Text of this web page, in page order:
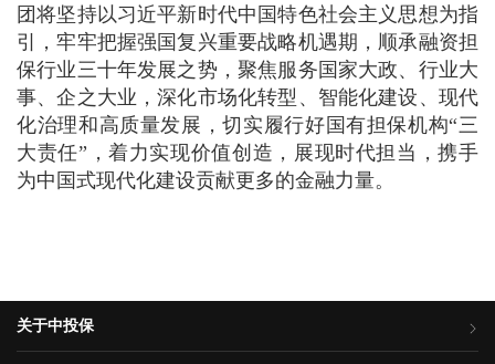
团将坚持以习近平新时代中国特色社会主义思想为指
引，牢牢把握强国复兴重要战略机遇期，顺承融资担
保行业三十年发展之势，聚焦服务国家大政、行业大
事、企之大业，深化市场化转型、智能化建设、现代
化治理和高质量发展，切实履行好国有担保机构“三
大责任”，着力实现价值创造，展现时代担当，携手
为中国式现代化建设贡献更多的金融力量。
关于中投保